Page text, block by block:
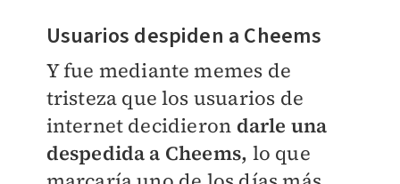
Usuarios despiden a Cheems
Y fue mediante memes de
tristeza que los usuarios de
internet decidieron darle una
despedida a Cheems, lo que